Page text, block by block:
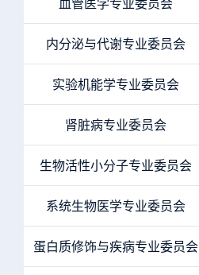
内分泌与代谢专业委员会
实验机能学专业委员会
肾脏病专业委员会
生物活性小分子专业委员会
系统生物医学专业委员会
蛋白质修饰与疾病专业委员会